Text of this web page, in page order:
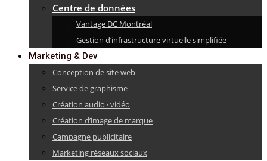
Centre de données
Vantage DC Montréal
Gestion d’infrastructure virtuelle simplifiée
Marketing & Dev
Conception de site web
Service de graphisme
Création audio · vidéo
Création d’image de marque
Campagne publicitaire
Marketing réseaux sociaux